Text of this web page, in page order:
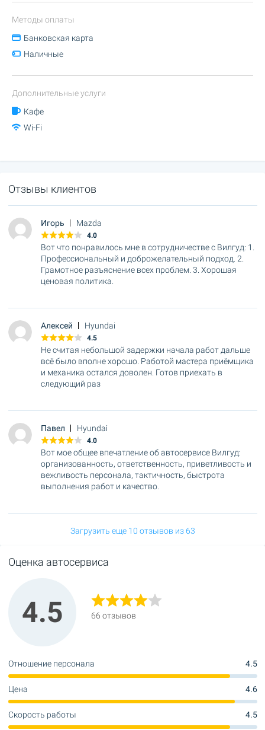
Методы оплаты
Банковская карта
Наличные
Дополнительные услуги
Кафе
Wi-Fi
Отзывы клиентов
Игорь Mazda
4.0
Вот что понравилось мне в сотрудничестве с Вилгуд: 1.
Профессиональный и доброжелательный подход. 2.
Грамотное разъяснение всех проблем. 3. Хорошая
ценовая политика.
Алексей Hyundai
4.5
Не считая небольшой задержки начала работ дальше
всё было вполне хорошо. Работой мастера приёмщика
и механика остался доволен. Готов приехать в
следующий раз
Павел Hyundai
4.0
Вот мое общее впечатление об автосервисе Вилгуд:
организованность, ответственность, приветливость и
вежливость персонала, тактичность, быстрота
выполнения работ и качество.
Загрузить еще 10 отзывов из 63
Оценка автосервиса
4.5 66 отзывов
Отношение персонала 4.5
Цена 4.6
Скорость работы 4.5